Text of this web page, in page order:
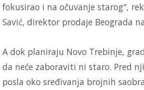
fokusirao i na očuvanje starog",
Savić, direktor prodaje Beograda
A dok planiraju Novo Trebinje,
da neće zaboraviti ni staro. Pred
posla oko sređivanja brojnih